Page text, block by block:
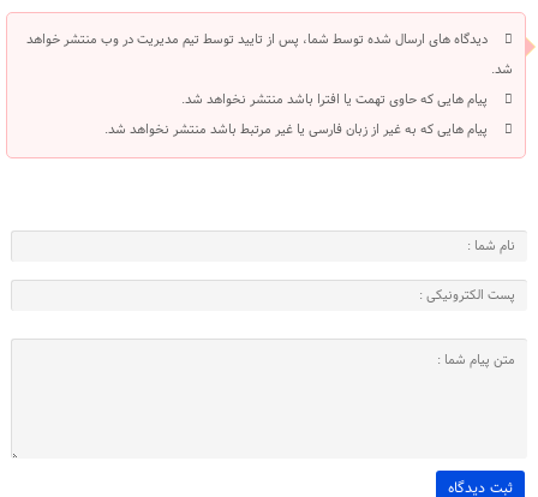
دیدگاه های ارسال شده توسط شما، پس از تایید توسط تیم مدیریت در وب منتشر خواهد
شد.
پیام هایی که حاوی تهمت یا افترا باشد منتشر نخواهد شد.
پیام هایی که به غیر از زبان فارسی یا غیر مرتبط باشد منتشر نخواهد شد.